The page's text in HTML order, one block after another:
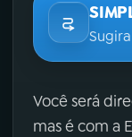
Você será
mas é com a